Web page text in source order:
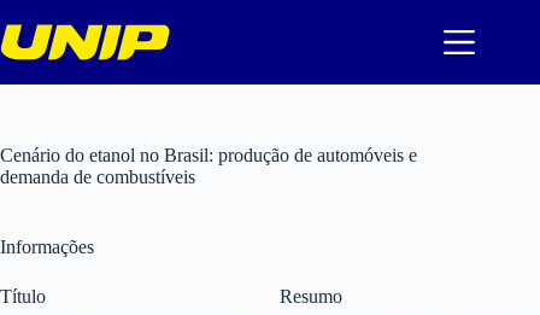
para
o
Cenário do etanol no Brasil: produção de automóveis e
demanda de combustíveis
Informações
Título Resumo